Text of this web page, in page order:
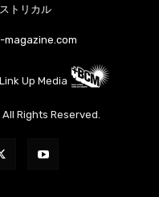
トリカル
magazine.com
Link Up Media
Rights Reserved.